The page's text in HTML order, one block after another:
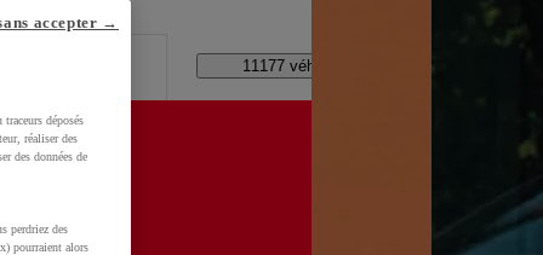
?
11177 véhicules disponibles
déposés
réaliser des
des données de
perdriez des
pourraient alors
accepter →